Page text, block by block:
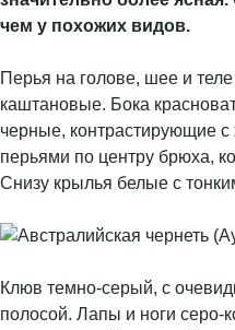
чем у похожих видов.
Перья на голове, шее и
каштановые. Бока
черные, контрастирующие
перьями по центру брюха,
Снизу крылья белые с
Клюв темно-серый, с
полосой. Лапы и ноги серо-